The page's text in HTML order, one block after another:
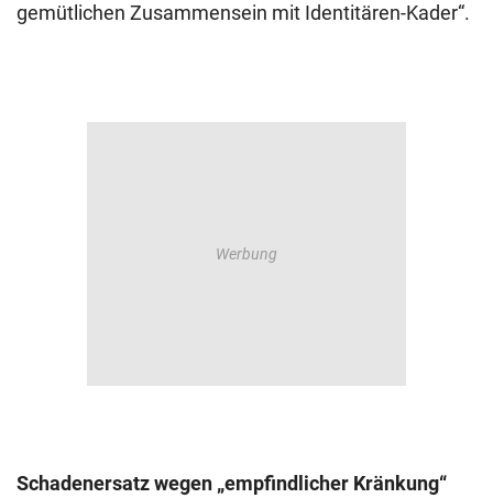
gemütlichen Zusammensein mit Identitären-Kader“.
Schadenersatz wegen „empfindlicher Kränkung“